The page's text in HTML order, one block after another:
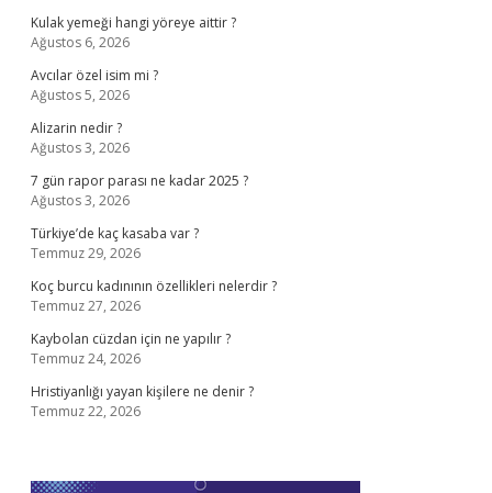
Kulak yemeği hangi yöreye aittir ?
Ağustos 6, 2026
Avcılar özel isim mi ?
Ağustos 5, 2026
Alizarin nedir ?
Ağustos 3, 2026
7 gün rapor parası ne kadar 2025 ?
Ağustos 3, 2026
Türkiye’de kaç kasaba var ?
Temmuz 29, 2026
Koç burcu kadınının özellikleri nelerdir ?
Temmuz 27, 2026
Kaybolan cüzdan için ne yapılır ?
Temmuz 24, 2026
Hristiyanlığı yayan kişilere ne denir ?
Temmuz 22, 2026